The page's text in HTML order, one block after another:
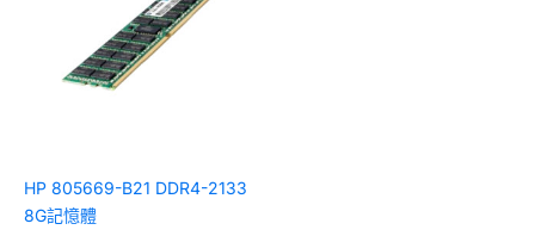
HP 805669-B21 DDR4-2133
8G記憶體